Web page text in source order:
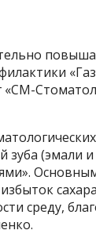
«СМ-
зуба (эмали
среду,